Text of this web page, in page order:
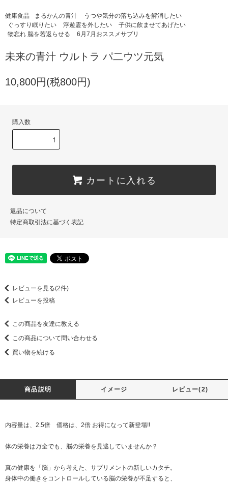
健康食品 まるかんの青汁
うつや気分の落ち込みを解消したい
ぐっすり眠りたい
浮遊霊を外したい
子供に飲ませてあげたい
物忘れ 脳を若返らせる
6月7月おススメサプリ
未来の青汁 ウルトラ パ二ウツ元気
10,800円(税800円)
購入数
カートに入れる
返品について
特定商取引法に基づく表記
レビューを見る(2件)
レビューを投稿
この商品を友達に教える
この商品について問い合わせる
買い物を続ける
商品説明 イメージ レビュー(2)
内容量は、2.5倍 価格は、2倍 お得になって新登場!!
体の栄養は万全でも、脳の栄養を見逃していませんか？
真の健康を「脳」から考えた、サプリメントの新しいカタチ。
身体中の働きをコントロールしている脳の栄養が不足すると、